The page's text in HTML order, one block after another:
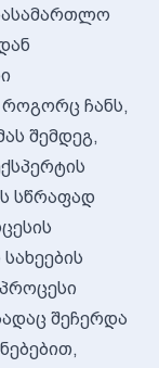
როგორც ჩანს,
შემდეგ,
სწრაფად
შეჩერდა